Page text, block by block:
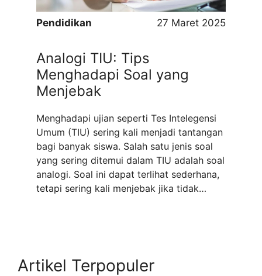
Pendidikan 27 Maret 2025
Analogi TIU: Tips
Menghadapi Soal yang
Menjebak
Menghadapi ujian seperti Tes Intelegensi
Umum (TIU) sering kali menjadi tantangan
bagi banyak siswa. Salah satu jenis soal
yang sering ditemui dalam TIU adalah soal
analogi. Soal ini dapat terlihat sederhana,
tetapi sering kali menjebak jika tidak
Artikel Terpopuler